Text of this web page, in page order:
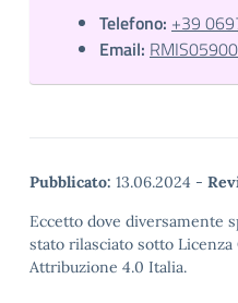
Telefono: +39
Email:
Pubblicato: 13.06.2024 -
Eccetto dove diversamente
stato rilasciato sotto
Attribuzione 4.0 Italia.